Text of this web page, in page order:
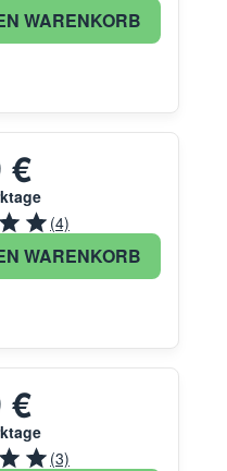
WARENKORB
€
(4)
WARENKORB
€
(3)